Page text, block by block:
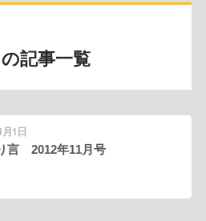
の記事一覧
1日
言 2012年11月号